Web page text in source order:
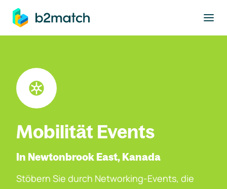
springen
Mobilität Events
In Newtonbrook East, Kanada
Stöbern Sie durch Networking-Events, die